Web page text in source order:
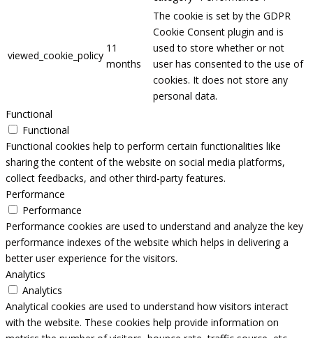
viewed_cookie_policy
11
months
The cookie is set by the GDPR
Cookie Consent plugin and is
used to store whether or not
user has consented to the use of
cookies. It does not store any
personal data.
Functional
Functional
Functional cookies help to perform certain functionalities like
sharing the content of the website on social media platforms,
collect feedbacks, and other third-party features.
Performance
Performance
Performance cookies are used to understand and analyze the key
performance indexes of the website which helps in delivering a
better user experience for the visitors.
Analytics
Analytics
Analytical cookies are used to understand how visitors interact
with the website. These cookies help provide information on